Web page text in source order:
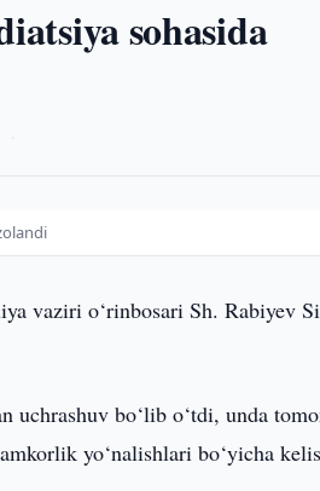
sohasida
vaziri o‘rinbosari Sh. Rabiyev
uchrashuv bo‘lib o‘tdi, unda
yo‘nalishlari bo‘yicha